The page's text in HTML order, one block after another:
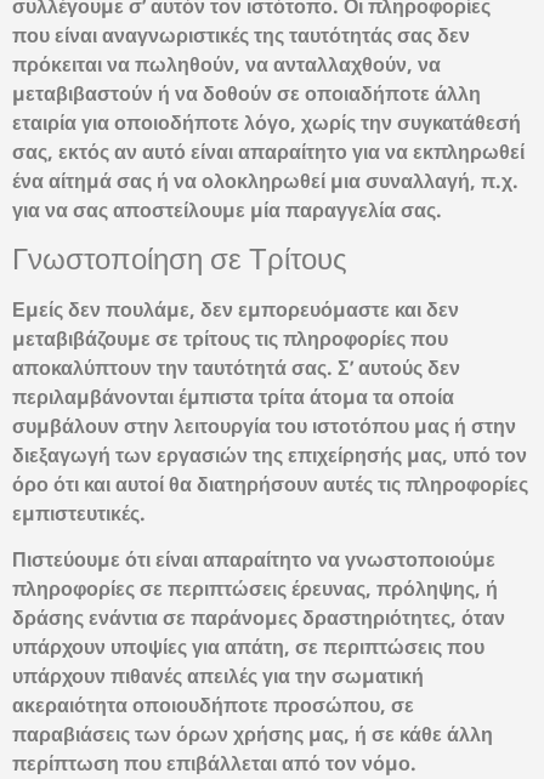
συλλέγουμε σ’ αυτόν τον ιστότοπο. Οι πληροφορίες
που είναι αναγνωριστικές της ταυτότητάς σας δεν
πρόκειται να πωληθούν, να ανταλλαχθούν, να
μεταβιβαστούν ή να δοθούν σε οποιαδήποτε άλλη
εταιρία για οποιοδήποτε λόγο, χωρίς την συγκατάθεσή
σας, εκτός αν αυτό είναι απαραίτητο για να εκπληρωθεί
ένα αίτημά σας ή να ολοκληρωθεί μια συναλλαγή, π.χ.
για να σας αποστείλουμε μία παραγγελία σας.
Γνωστοποίηση σε Τρίτους
Εμείς δεν πουλάμε, δεν εμπορευόμαστε και δεν
μεταβιβάζουμε σε τρίτους τις πληροφορίες που
αποκαλύπτουν την ταυτότητά σας. Σ’ αυτούς δεν
περιλαμβάνονται έμπιστα τρίτα άτομα τα οποία
συμβάλουν στην λειτουργία του ιστοτόπου μας ή στην
διεξαγωγή των εργασιών της επιχείρησής μας, υπό τον
όρο ότι και αυτοί θα διατηρήσουν αυτές τις πληροφορίες
εμπιστευτικές.
Πιστεύουμε ότι είναι απαραίτητο να γνωστοποιούμε
πληροφορίες σε περιπτώσεις έρευνας, πρόληψης, ή
δράσης ενάντια σε παράνομες δραστηριότητες, όταν
υπάρχουν υποψίες για απάτη, σε περιπτώσεις που
υπάρχουν πιθανές απειλές για την σωματική
ακεραιότητα οποιουδήποτε προσώπου, σε
παραβιάσεις των όρων χρήσης μας, ή σε κάθε άλλη
περίπτωση που επιβάλλεται από τον νόμο.